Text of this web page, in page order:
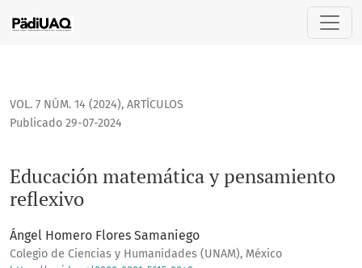
VOL. 7 NÚM. 14 (2024), ARTÍCULOS
Educación matemática y pensamiento
reflexivo
Publicado 29-07-2024
Ángel Homero Flores Samaniego
Colegio de Ciencias y Humanidades (UNAM), México